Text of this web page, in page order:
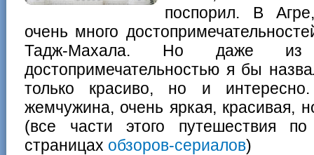
поспорил. В
очень много
Тадж-Махала. Но даже
достопримечательностью я бы
только красиво, но и
жемчужина, очень яркая, красивая,
(все части этого путешествия
страницах обзоров-сериалов)